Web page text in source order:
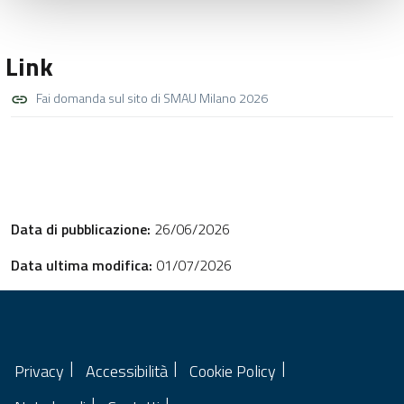
Link
Fai domanda sul sito di SMAU Milano 2026
Data di pubblicazione: 26/06/2026
Data ultima modifica: 01/07/2026
Privacy Accessibilità
Cookie Policy